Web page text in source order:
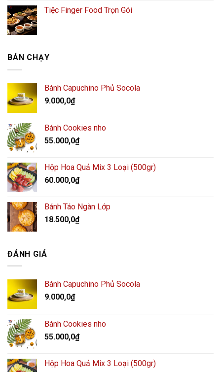
Tiệc Finger Food Trọn Gói
BÁN CHẠY
Bánh Capuchino Phủ Socola
9.000,0₫
Bánh Cookies nho
55.000,0₫
Hộp Hoa Quả Mix 3 Loại (500gr)
60.000,0₫
Bánh Táo Ngàn Lớp
18.500,0₫
ĐÁNH GIÁ
Bánh Capuchino Phủ Socola
9.000,0₫
Bánh Cookies nho
55.000,0₫
Hộp Hoa Quả Mix 3 Loại (500gr)